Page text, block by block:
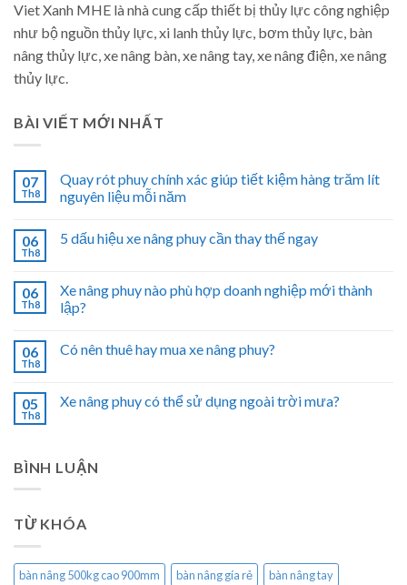
Viet Xanh MHE là nhà cung cấp thiết bị thủy lực công nghiệp
như bộ nguồn thủy lực, xi lanh thủy lực, bơm thủy lực, bàn
nâng thủy lực, xe nâng bàn, xe nâng tay, xe nâng điện, xe nâng
thủy lực.
BÀI VIẾT MỚI NHẤT
07
Th8
Quay rót phuy chính xác giúp tiết kiệm hàng trăm lít
nguyên liệu mỗi năm
06
Th8
5 dấu hiệu xe nâng phuy cần thay thế ngay
06
Th8
Xe nâng phuy nào phù hợp doanh nghiệp mới thành
lập?
06
Th8
Có nên thuê hay mua xe nâng phuy?
05
Th8
Xe nâng phuy có thể sử dụng ngoài trời mưa?
BÌNH LUẬN
TỪ KHÓA
bàn nâng 500kg cao 900mm bàn nâng gía rẻ bàn nâng tay